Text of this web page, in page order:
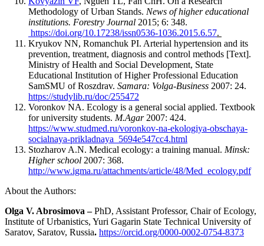
Methodology of Urban Stands. News of higher educational
institutions. Forestry Journal 2015; 6: 348.
https://doi.org/10.17238/issn0536-1036.2015.6.57.
Kryukov NN, Romanchuk PI. Arterial hypertension and its
prevention, treatment, diagnosis and control methods [Text].
Ministry of Health and Social Development, State
Educational Institution of Higher Professional Education
SamSMU of Roszdrav. Samara: Volga-Business 2007: 24.
https://studylib.ru/doc/255472
Voronkov NA. Ecology is a general social applied. Textbook
for university students. M.Agar2007: 424.
https://www.studmed.ru/voronkov-na-ekologiya-obschaya-
socialnaya-prikladnaya_5694e547cc4.html
Stozharov A.N. Medical ecology: a training manual. Minsk:
Higher school 2007: 368.
http://www.igma.ru/attachments/article/48/Med_ecology.pdf
About the Authors:
Olga V. Abrosimova –PhD, Assistant Professor, Chair of Ecology,
Institute of Urbanistics, Yuri Gagarin State Technical University of
Saratov, Saratov, Russia. https://orcid.org/0000-0002-0754-8373